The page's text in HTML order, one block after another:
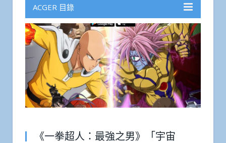
ACGER 目錄
《一拳超人：最強之男》「宇宙